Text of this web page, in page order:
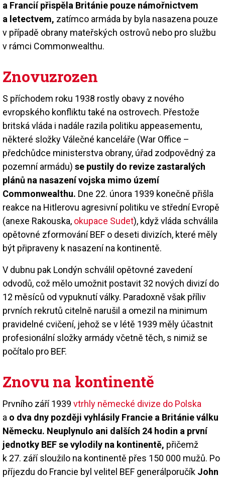
a Francií přispěla Británie pouze námořnictvem
a letectvem, zatímco armáda by byla nasazena pouze
v případě obrany mateřských ostrovů nebo pro službu
v rámci Commonwealthu.
Znovuzrozen
S příchodem roku 1938 rostly obavy z nového
evropského konfliktu také na ostrovech. Přestože
britská vláda i nadále razila politiku appeasementu,
některé složky Válečné kanceláře (War Office –
předchůdce ministerstva obrany, úřad zodpovědný za
pozemní armádu) se pustily do revize zastaralých
plánů na nasazení vojska mimo území
Commonwealthu. Dne 22. února 1939 konečně přišla
reakce na Hitlerovu agresivní politiku ve střední Evropě
(anexe Rakouska, okupace Sudet), když vláda schválila
opětovné zformování BEF o deseti divizích, které měly
být připraveny k nasazení na kontinentě.
V dubnu pak Londýn schválil opětovné zavedení
odvodů, což mělo umožnit postavit 32 nových divizí do
12 měsíců od vypuknutí války. Paradoxně však příliv
prvních rekrutů citelně narušil a omezil na minimum
pravidelné cvičení, jehož se v létě 1939 měly účastnit
profesionální složky armády včetně těch, s nimiž se
počítalo pro BEF.
Znovu na kontinentě
Prvního září 1939 vtrhly německé divize do Polska
a o dva dny později vyhlásily Francie a Británie válku
Německu. Neuplynulo ani dalších 24 hodin a první
jednotky BEF se vylodily na kontinentě, přičemž
k 27. září sloužilo na kontinentě přes 150 000 mužů. Po
příjezdu do Francie byl velitel BEF generálporučík John